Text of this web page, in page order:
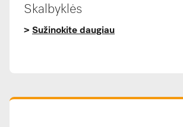
Skalbyklės
> Sužinokite daugiau